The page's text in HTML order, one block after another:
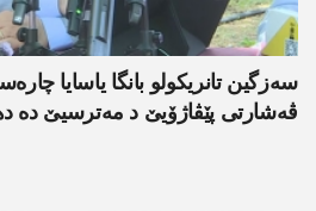
سەزگین تانریکولو بانگا یاسایا
ڤەشارتی پێڤاژۆیێ د مەترسیێ دە